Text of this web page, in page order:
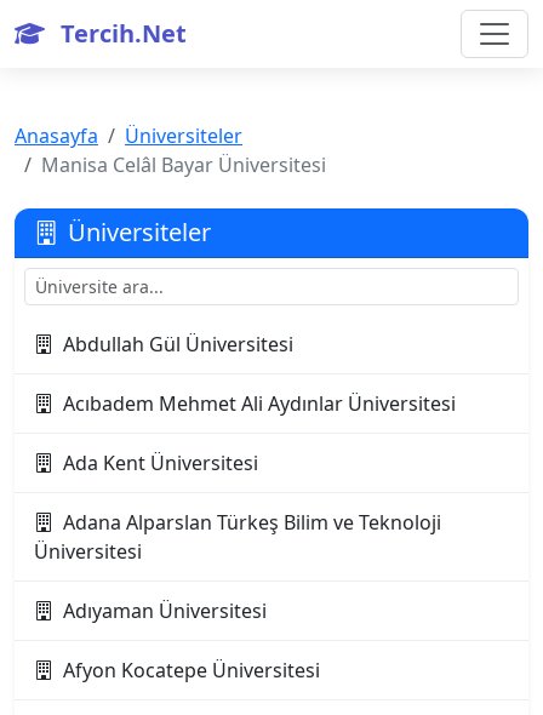
Tercih.Net
Anasayfa
Üniversiteler
Manisa Celâl Bayar Üniversitesi
Üniversiteler
Abdullah Gül Üniversitesi
Acıbadem Mehmet Ali Aydınlar Üniversitesi
Ada Kent Üniversitesi
Adana Alparslan Türkeş Bilim ve Teknoloji
Üniversitesi
Adıyaman Üniversitesi
Afyon Kocatepe Üniversitesi